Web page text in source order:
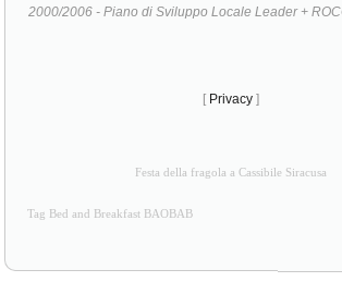
2000/2006 - Piano di Sviluppo Locale Leader +
[ Privacy ]
Festa della fragola a Cassibile Siracusa
Tag Bed and Breakfast BAOBAB